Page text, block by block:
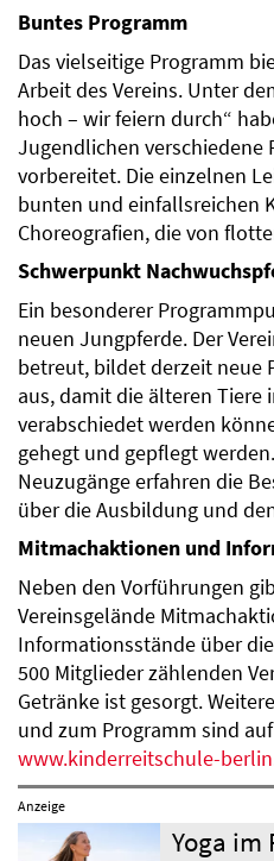
Buntes Programm
Das vielseitige Programm
Arbeit des Vereins. Unter
hoch – wir feiern durch“
Jugendlichen verschiedene
vorbereitet. Die einzelnen
bunten und einfallsreichen
Choreografien, die von
Schwerpunkt
Ein besonderer
neuen Jungpferde. Der
betreut, bildet derzeit neue
aus, damit die älteren Tiere
verabschiedet werden
gehegt und gepflegt
Neuzugänge erfahren die
über die Ausbildung und
Mitmachaktionen und
Neben den Vorführungen
Vereinsgelände
Informationsstände über
500 Mitglieder zählenden
Getränke ist gesorgt.
und zum Programm sind
www.kinderreitschule-
Anzeige
Yoga im